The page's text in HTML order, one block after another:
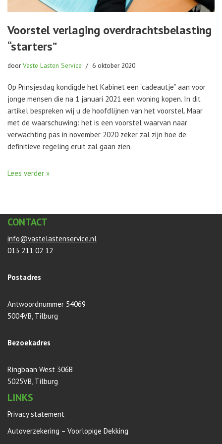
Voorstel verlaging overdrachtsbelasting
“starters”
doorVaste Lasten Service 6 oktober 2020
Op Prinsjesdag kondigde het Kabinet een “cadeautje” aan voor
jonge mensen die na 1 januari 2021 een woning kopen. In dit
artikel bespreken wij u de hoofdlijnen van het voorstel. Maar
met de waarschuwing: het is een voorstel waarvan naar
verwachting pas in november 2020 zeker zal zijn hoe de
definitieve regeling eruit zal gaan zien.
Lees verder »
CONTACT
info@vastelastenservice.nl
013 211 02 12
Postadres
Antwoordnummer 54069
5004VB, Tilburg
Bezoekadres
Ringbaan West 306B
5025VB, Tilburg
LINKS
Privacy statement
Autoverzekering – Voorlopige Dekking